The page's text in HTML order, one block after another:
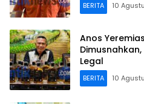
BERITA 10
Anos
Legal
BERITA 10